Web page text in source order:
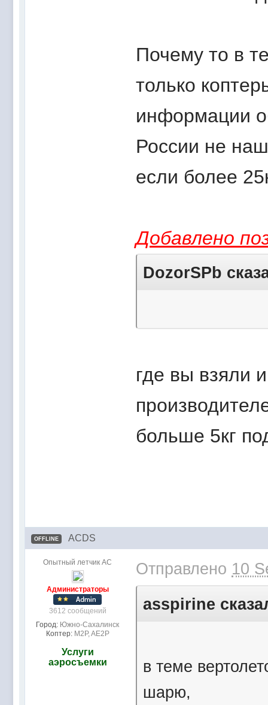
Почему то в
только
информации
России не
если более
Добавлено
DozorSPb
где вы взяли
больше 5кг
OFFLINE ACDS
Опытный летчик АС
Администраторы
3612 сообщений
Город: Южно-Сахалинск
Коптер: M2P, AE2P
Услуги
аэросъемки
Отправлено 10
asspirine
в теме
шарю,